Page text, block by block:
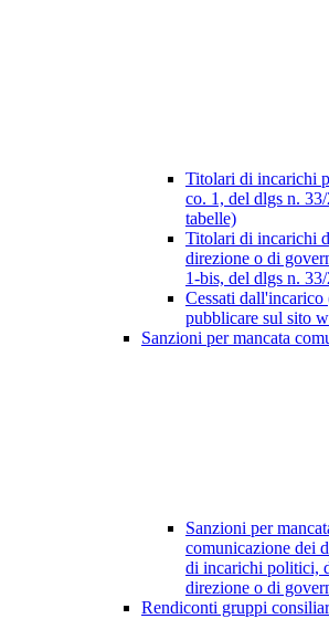
Titolari di incarichi
co. 1, del dlgs n.
tabelle)
Titolari di incarichi
direzione o di
1-bis, del dlgs n.
Cessati dall'incarico
pubblicare sul sito
Sanzioni per mancata
Sanzioni per
comunicazione dei
di incarichi politici,
direzione o di
Rendiconti gruppi